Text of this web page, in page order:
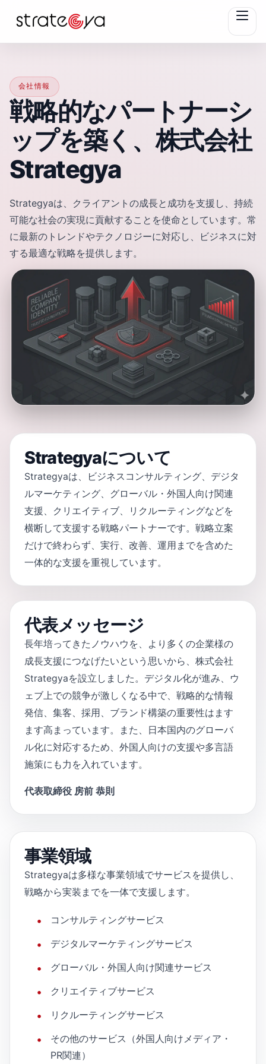
会社情報
戦略的なパートナーシ
ップを築く、株式会社
Strategya
Strategyaは、クライアントの成長と成功を支援し、持続
可能な社会の実現に貢献することを使命としています。常
に最新のトレンドやテクノロジーに対応し、ビジネスに対
する最適な戦略を提供します。
Strategyaについて
Strategyaは、ビジネスコンサルティング、デジタ
ルマーケティング、グローバル・外国人向け関連
支援、クリエイティブ、リクルーティングなどを
横断して支援する戦略パートナーです。戦略立案
だけで終わらず、実行、改善、運用までを含めた
一体的な支援を重視しています。
代表メッセージ
長年培ってきたノウハウを、より多くの企業様の
成長支援につなげたいという思いから、株式会社
Strategyaを設立しました。デジタル化が進み、ウ
ェブ上での競争が激しくなる中で、戦略的な情報
発信、集客、採用、ブランド構築の重要性はます
ます高まっています。また、日本国内のグローバ
ル化に対応するため、外国人向けの支援や多言語
施策にも力を入れています。
代表取締役 房前 恭則
事業領域
Strategyaは多様な事業領域でサービスを提供し、
戦略から実装までを一体で支援します。
コンサルティングサービス
デジタルマーケティングサービス
グローバル・外国人向け関連サービス
クリエイティブサービス
リクルーティングサービス
その他のサービス（外国人向けメディア・
PR関連）